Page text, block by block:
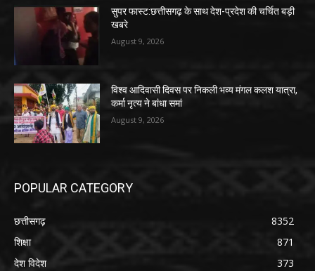
सुपर फास्ट:छत्तीसगढ़ के साथ देश-प्रदेश की चर्चित बड़ी
खबरे
August 9, 2026
विश्व आदिवासी दिवस पर निकली भव्य मंगल कलश यात्रा,
कर्मा नृत्य ने बांधा समां
August 9, 2026
POPULAR CATEGORY
छत्तीसगढ़
8352
शिक्षा
871
देश विदेश
373